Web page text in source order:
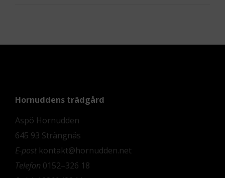
Hornuddens trädgård
Aspö Hornudden
645 93 Strängnäs
E-postkontakt@hornudden.net
Telefon 0152–326 18